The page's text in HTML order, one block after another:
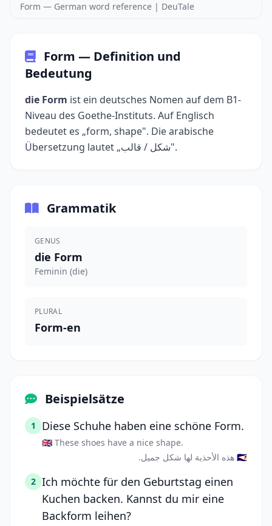
Form — German word reference | DeuTale
Form — Definition und
Bedeutung
die Form ist ein deutsches Nomen auf dem B1-
Niveau des Goethe-Instituts. Auf Englisch
bedeutet es „form, shape". Die arabische
Übersetzung lautet „شكل / قالب".
Grammatik
GENUS
die Form
Feminin (die)
PLURAL
Form-en
Beispielsätze
1 Diese Schuhe haben eine schöne Form.
🇬🇧 These shoes have a nice shape.
🇸🇦 هذه الأحذية لها شكل جميل.
2 Ich möchte für den Geburtstag einen
Kuchen backen. Kannst du mir eine
Backform leihen?